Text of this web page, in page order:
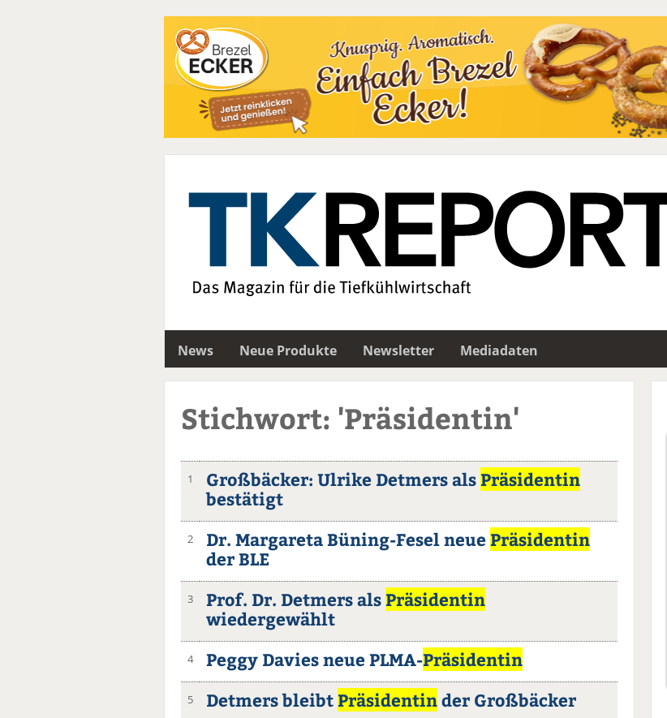
News Neue Produkte Newsletter
Mediadaten
Stichwort: 'Präsidentin'
1 Großbäcker: Ulrike Detmers alsPräsidentin
bestätigt
2 Dr. Margareta Büning-Fesel neuePräsidentin
der BLE
3 Prof. Dr. Detmers alsPräsidentin
wiedergewählt
4 Peggy Davies neue PLMA-Präsidentin
5 Detmers bleibtPräsidentinder Großbäcker